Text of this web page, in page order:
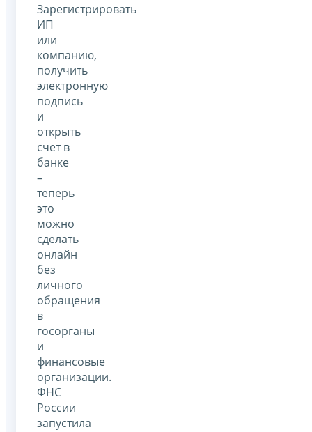
Зарегистрировать
ИП
или
компанию,
получить
электронную
подпись
и
открыть
счет в
банке
–
теперь
это
можно
сделать
онлайн
без
личного
обращения
в
госорганы
и
финансовые
организации.
ФНС
России
запустила